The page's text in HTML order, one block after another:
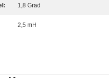
1,8 Grad
2,5 mH